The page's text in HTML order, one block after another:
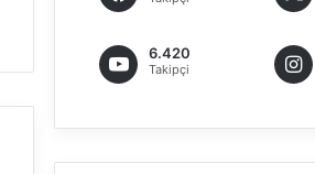
6.420
Takipçi